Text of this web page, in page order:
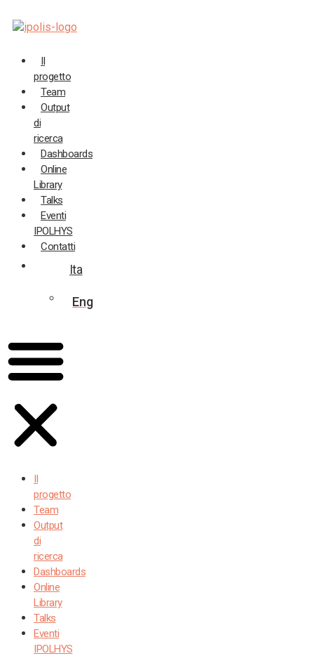
al
Il
progetto
Team
Output
di
ricerca
Dashboards
Online
Library
Talks
Eventi
IPOLHYS
Contatti
Ita
Eng
Il
progetto
Team
Output
di
ricerca
Dashboards
Online
Library
Talks
Eventi
IPOLHYS